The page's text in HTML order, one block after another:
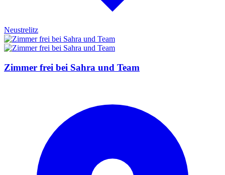
Neustrelitz
Zimmer frei bei Sahra und Team